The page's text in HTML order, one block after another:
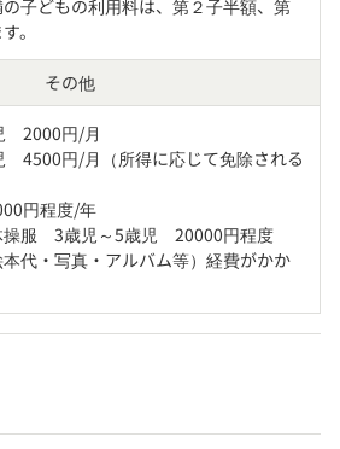
子どもの利用料は、第２子半額、第
。
その他
2000円/月
4500円/月（所得に応じて免除される
円程度/年
服　3歳児～5歳児　20000円程度
代・写真・アルバム等）経費がかか